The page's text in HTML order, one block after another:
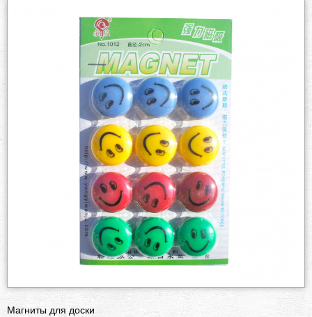
Магниты для доски